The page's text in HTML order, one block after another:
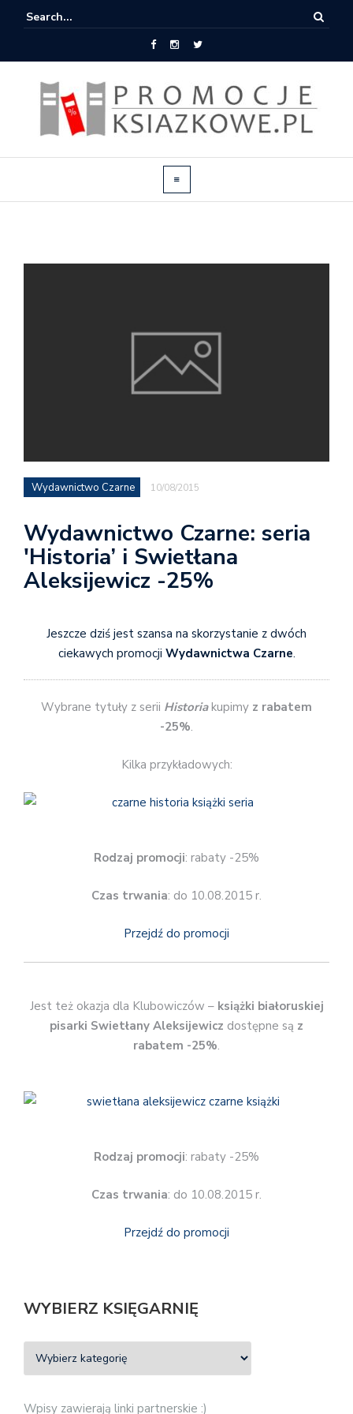
Wydawnictwo Czarne 10/08/2015
Wydawnictwo Czarne: seria
'Historia’ i Swietłana
Aleksijewicz -25%
Jeszcze dziś jest szansa na skorzystanie z dwóch
ciekawych promocji Wydawnictwa Czarne.
Wybrane tytuły z serii Historiakupimy z rabatem
-25%.
Kilka przykładowych:
Rodzaj promocji: rabaty -25%
Czas trwania: do 10.08.2015 r.
Przejdź do promocji
Jest też okazja dla Klubowiczów –książki białoruskiej
pisarki Swietłany Aleksijewicz dostępne są z
rabatem -25%.
Rodzaj promocji: rabaty -25%
Czas trwania: do 10.08.2015 r.
Przejdź do promocji
WYBIERZ KSIĘGARNIĘ
Wpisy zawierają linki partnerskie :)